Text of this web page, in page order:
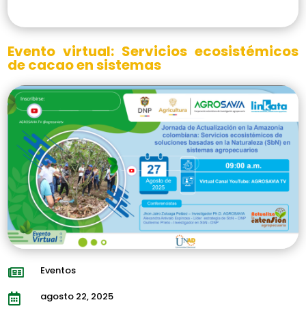
Evento virtual: Servicios ecosistémicos
de cacao en sistemas
 Eventos
 agosto 22, 2025